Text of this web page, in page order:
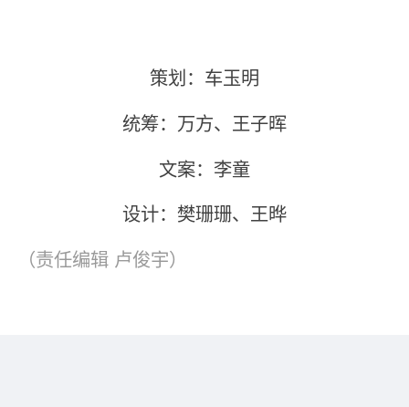
策划：车玉明
统筹：万方、王子晖
文案：李童
设计：樊珊珊、王晔
（责任编辑 卢俊宇）